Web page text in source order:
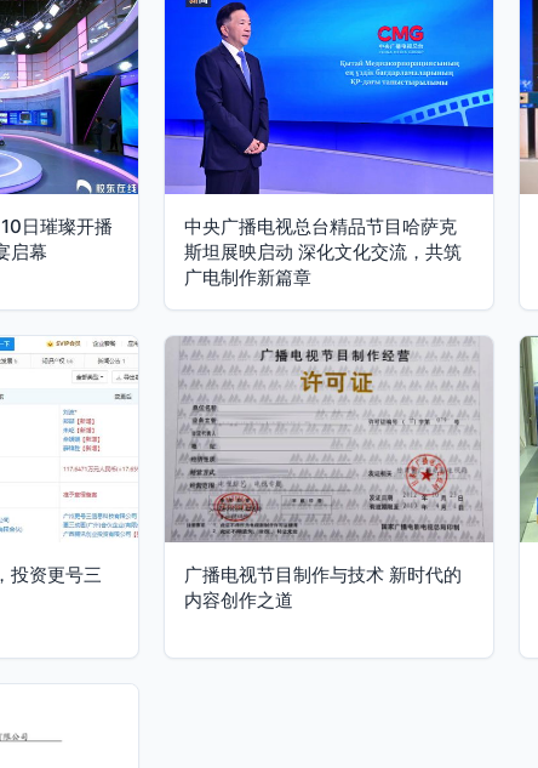
日璀璨开播
启幕
中央广播电视总台精品节目哈萨克
斯坦展映启动 深化文化交流，共筑
广电制作新篇章
投资更号三
广播电视节目制作与技术 新时代的
内容创作之道